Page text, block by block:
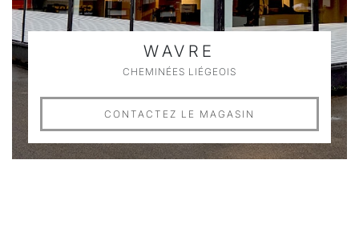
WAVRE
CHEMINÉES LIÉGEOIS
CONTACTEZ LE MAGASIN